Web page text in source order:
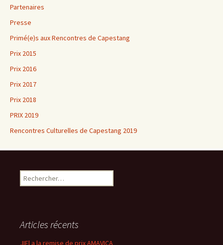
Partenaires
Presse
Primé(e)s aux Rencontres de Capestang
Prix 2015
Prix 2016
Prix 2017
Prix 2018
PRIX 2019
Rencontres Culturelles de Capestang 2019
Rechercher :
Articles récents
JIEl a la remise de prix AMAVICA